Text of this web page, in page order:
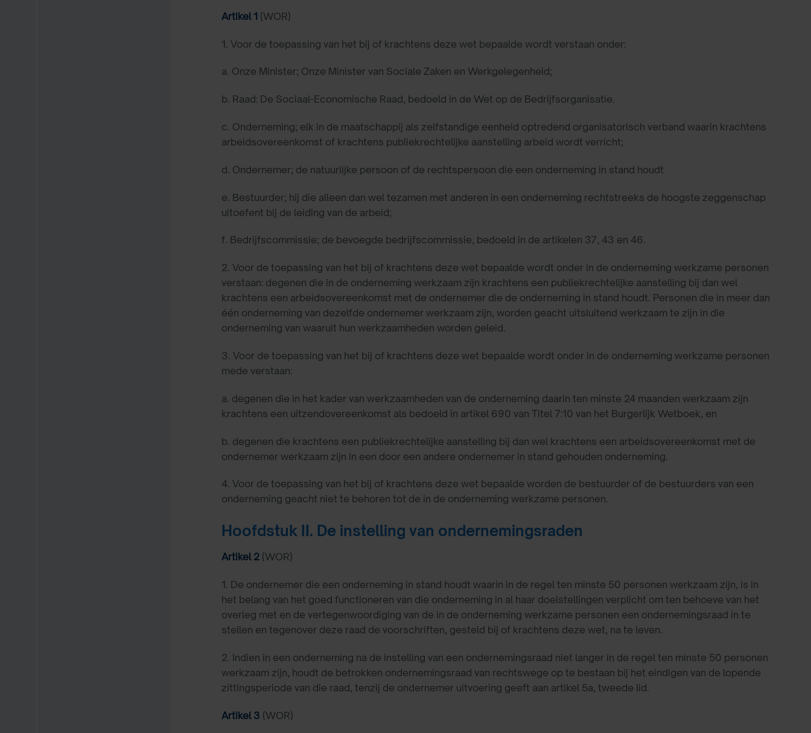
Artikel 1 (WOR)
1. Voor de toepassing van het bij of krachtens deze wet bepaalde wordt verstaan onder:
a. Onze Minister; Onze Minister van Sociale Zaken en Werkgelegenheid;
b. Raad: De Sociaal-Economische Raad, bedoeld in de Wet op de Bedrijfsorganisatie.
c. Onderneming; elk in de maatschappij als zelfstandige eenheid optredend organisatorisch verband waarin krachtens
arbeidsovereenkomst of krachtens publiekrechtelijke aanstelling arbeid wordt verricht;
d. Ondernemer; de natuurlijke persoon of de rechtspersoon die een onderneming in stand houdt
e. Bestuurder; hij die alleen dan wel tezamen met anderen in een onderneming rechtstreeks de hoogste zeggenschap
uitoefent bij de leiding van de arbeid;
f. Bedrijfscommissie; de bevoegde bedrijfscommissie, bedoeld in de artikelen 37, 43 en 46.
2. Voor de toepassing van het bij of krachtens deze wet bepaalde wordt onder in de onderneming werkzame personen
verstaan: degenen die in de onderneming werkzaam zijn krachtens een publiekrechtelijke aanstelling bij dan wel
krachtens een arbeidsovereenkomst met de ondernemer die de onderneming in stand houdt. Personen die in meer dan
één onderneming van dezelfde ondernemer werkzaam zijn, worden geacht uitsluitend werkzaam te zijn in die
onderneming van waaruit hun werkzaamheden worden geleid.
3. Voor de toepassing van het bij of krachtens deze wet bepaalde wordt onder in de onderneming werkzame personen
mede verstaan:
a. degenen die in het kader van werkzaamheden van de onderneming daarin ten minste 24 maanden werkzaam zijn
krachtens een uitzendovereenkomst als bedoeld in artikel 690 van Titel 7:10 van het Burgerlijk Wetboek, en
b. degenen die krachtens een publiekrechtelijke aanstelling bij dan wel krachtens een arbeidsovereenkomst met de
ondernemer werkzaam zijn in een door een andere ondernemer in stand gehouden onderneming.
4. Voor de toepassing van het bij of krachtens deze wet bepaalde worden de bestuurder of de bestuurders van een
onderneming geacht niet te behoren tot de in de onderneming werkzame personen.
Hoofdstuk II. De instelling van ondernemingsraden
Artikel 2 (WOR)
1. De ondernemer die een onderneming in stand houdt waarin in de regel ten minste 50 personen werkzaam zijn, is in
het belang van het goed functioneren van die onderneming in al haar doelstellingen verplicht om ten behoeve van het
overleg met en de vertegenwoordiging van de in de onderneming werkzame personen een ondernemingsraad in te
stellen en tegenover deze raad de voorschriften, gesteld bij of krachtens deze wet, na te leven.
2. Indien in een onderneming na de instelling van een ondernemingsraad niet langer in de regel ten minste 50 personen
werkzaam zijn, houdt de betrokken ondernemingsraad van rechtswege op te bestaan bij het eindigen van de lopende
zittingsperiode van die raad, tenzij de ondernemer uitvoering geeft aan artikel 5a, tweede lid.
Artikel 3 (WOR)